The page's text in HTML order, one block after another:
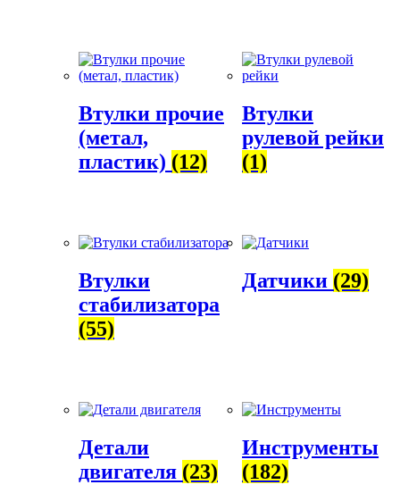
Втулки прочие
(метал,
пластик) (12)
Втулки
рулевой рейки
(1)
Втулки
стабилизатора
(55)
Датчики (29)
Детали
двигателя (23)
Инструменты
(182)